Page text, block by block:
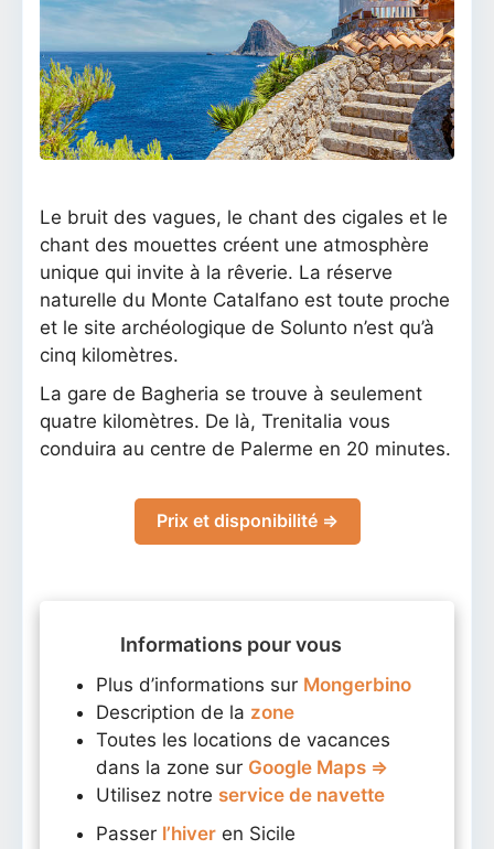
Le bruit des vagues, le chant des cigales et le
chant des mouettes créent une atmosphère
unique qui invite à la rêverie. La réserve
naturelle du Monte Catalfano est toute proche
et le site archéologique de Solunto n’est qu’à
cinq kilomètres.
La gare de Bagheria se trouve à seulement
quatre kilomètres. De là, Trenitalia vous
conduira au centre de Palerme en 20 minutes.
Prix et disponibilité ⇒
Informations pour vous
Plus d’informations sur Mongerbino
Description de la zone
Toutes les locations de vacances
dans la zone sur Google Maps ⇒
Utilisez notre service de navette
Passer l’hiver en Sicile